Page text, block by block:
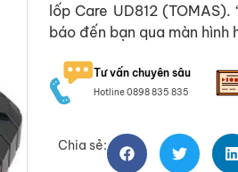
lốp Care UD812
báo đến bạn qua màn hình
Tư vấn chuyên sâu
Hotline 0898 835 835
Chia sẻ: